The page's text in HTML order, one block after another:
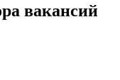
вакансий